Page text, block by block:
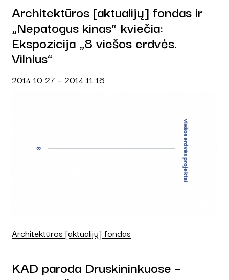
Architektūros [aktualijų] fondas ir
„Nepatogus kinas“ kviečia:
Ekspozicija „8 viešos erdvės.
Vilnius“
2014 10 27 – 2014 11 16
Architektūros [aktualijų] fondas
KAD paroda Druskininkuose –